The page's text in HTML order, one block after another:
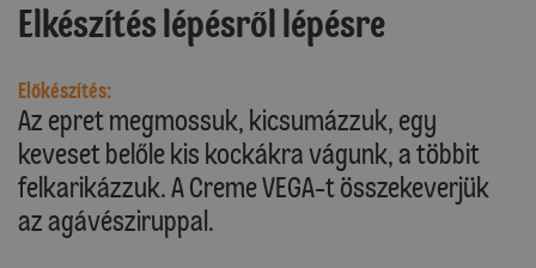
Elkészítés lépésről lépésre
Előkészítés:
Az epret megmossuk, kicsumázzuk, egy
keveset belőle kis kockákra vágunk, a többit
felkarikázzuk. A Creme VEGA-t összekeverjük
az agávésziruppal.